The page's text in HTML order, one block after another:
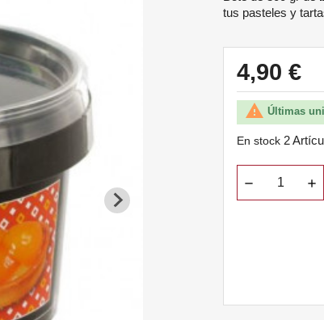
tus pasteles y
4,90 €
 Últimas
En stock 2